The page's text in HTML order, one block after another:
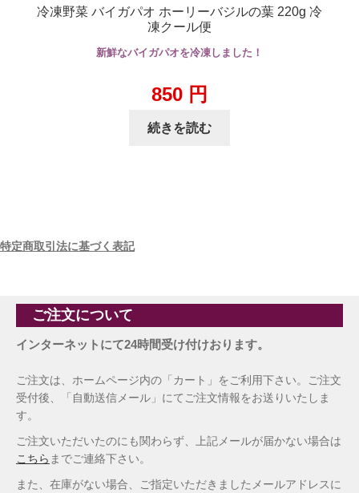
冷凍野菜 バイガパオ ホーリーバジルの葉 220g 冷
凍クール便
新鮮なバイガパオを冷凍しました！
850 円
続きを読む
特定商取引法に基づく表記
ご注文について
インターネットにて24時間受け付けおります。
ご注文は、ホームページ内の「カート」をご利用下さい。ご注文
受付後、「自動送信メール」にてご注文情報をお送りいたしま
す。
ご注文いただいたのにも関わらず、上記メールが届かない場合は
こちら までご連絡下さい。
また、在庫がない場合、ご指定いただきましたメールアドレスに